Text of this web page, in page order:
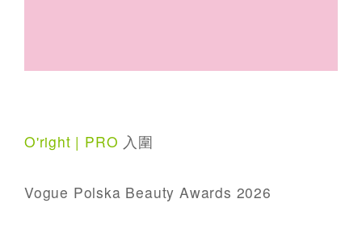
O'right | PRO 入圍
Vogue Polska Beauty Awards 2026